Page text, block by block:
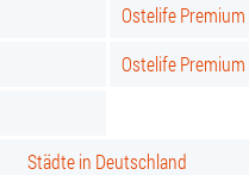
Ostelife
Ostelife
Städte in Deutschland